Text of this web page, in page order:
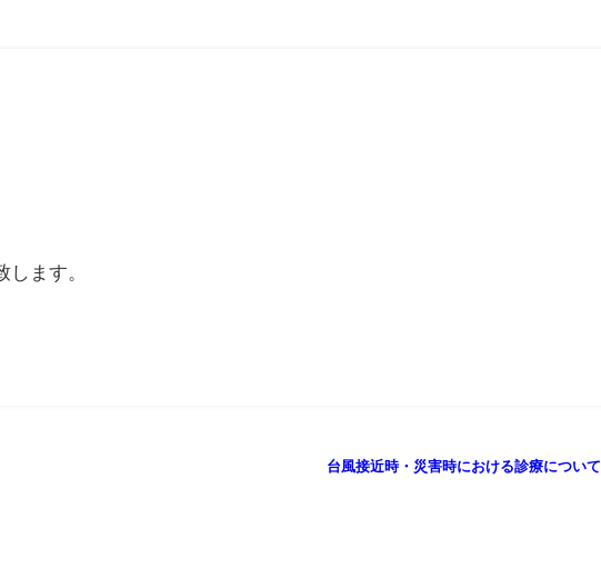
ます。
台風接近時・災害時における診療について